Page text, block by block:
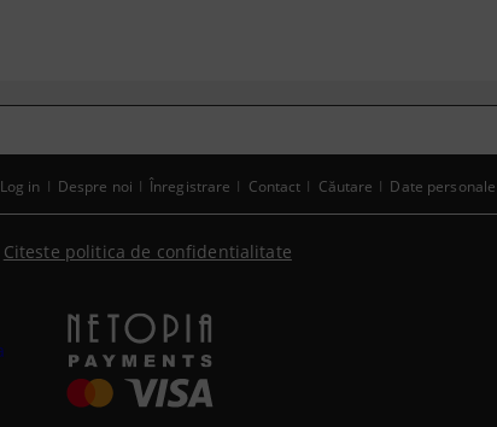
Log in Despre noi Înregistrare Contact Căutare Date personale
Citeste politica de confidentialitate